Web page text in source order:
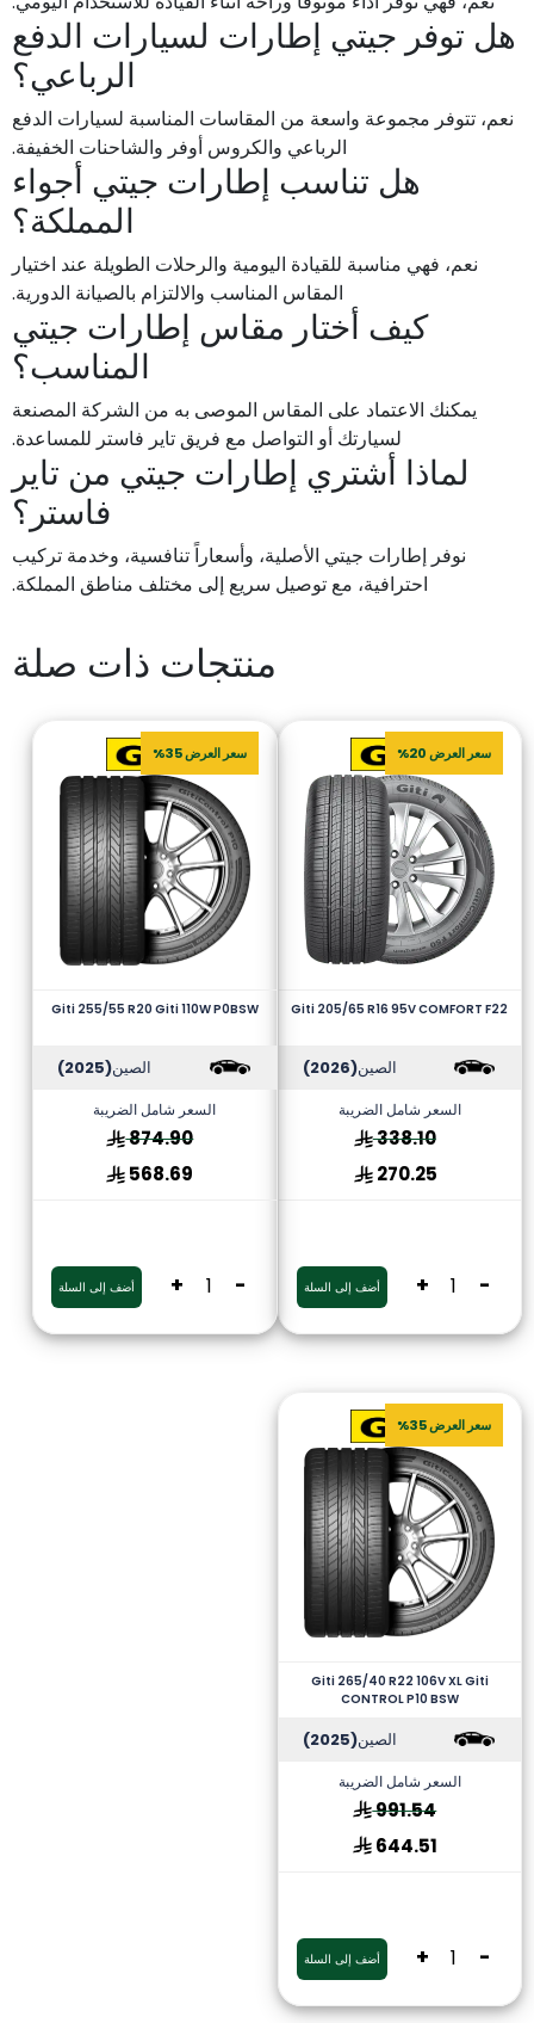
هل توفر جيتي إطارات لسيارات الدفع
الرباعي؟
نعم، تتوفر مجموعة واسعة من المقاسات المناسبة لسيارات الدفع
الرباعي والكروس أوفر والشاحنات الخفيفة.
هل تناسب إطارات جيتي أجواء
المملكة؟
نعم، فهي مناسبة للقيادة اليومية والرحلات الطويلة عند اختيار
المقاس المناسب والالتزام بالصيانة الدورية.
كيف أختار مقاس إطارات جيتي
المناسب؟
يمكنك الاعتماد على المقاس الموصى به من الشركة المصنعة
لسيارتك أو التواصل مع فريق تاير فاستر للمساعدة.
لماذا أشتري إطارات جيتي من تاير
فاستر؟
نوفر إطارات جيتي الأصلية، وأسعاراً تنافسية، وخدمة تركيب
احترافية، مع توصيل سريع إلى مختلف مناطق المملكة.
منتجات ذات صلة
سعر العرض 20%
Giti 205/65 R16 95V COMFORT F22
الصين(2026)
السعر شامل الضريبة
338.10
270.25
-
+ أضف إلى السلة
سعر العرض 35%
Giti 255/55 R20 Giti 110W P0BSW
الصين(2025)
السعر شامل الضريبة
874.90
568.69
-
+ أضف إلى السلة
سعر العرض 35%
Giti 265/40 R22 106V XL Giti
CONTROL P10 BSW
الصين(2025)
السعر شامل الضريبة
991.54
644.51
-
+ أضف إلى السلة